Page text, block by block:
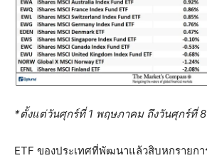
*ตั้งแต่วันศุกร์ที่ 1 พฤษภาคม ถึงวันศุกร์ที่
ETF ของประเทศที่พัฒนาแล้วสิบหกรายก